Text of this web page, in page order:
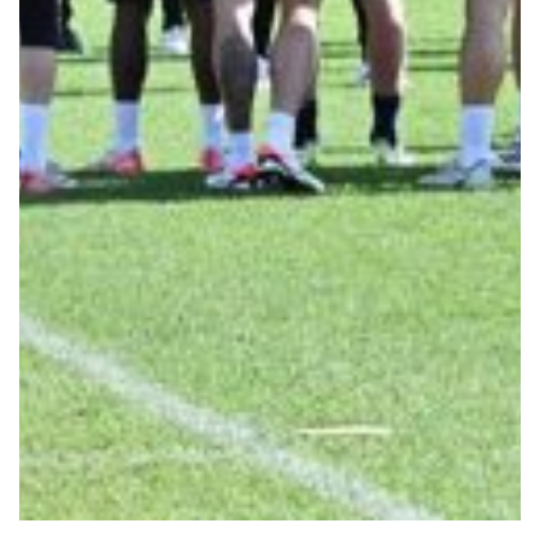
Robe di Kappa x Genoa
Vintage Collection
Red&Blue Voices
Kids
Accessori
Party
Outlet